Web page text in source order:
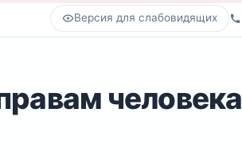
Версия для слабовидящих
человека